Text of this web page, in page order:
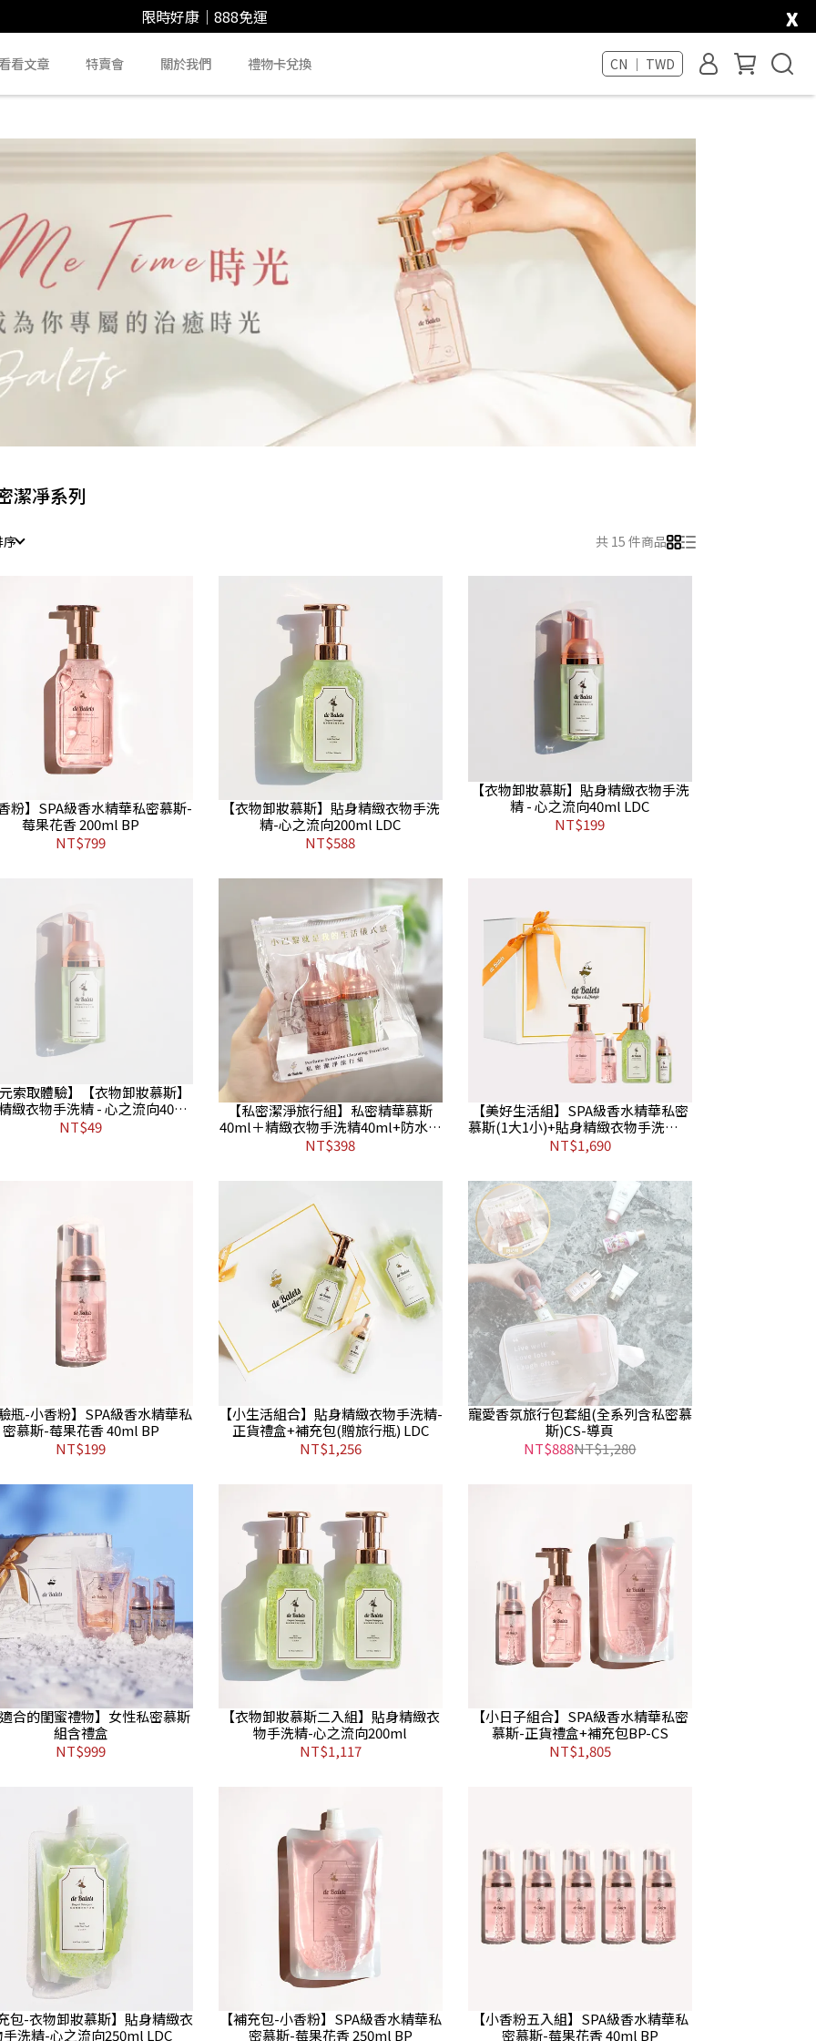
限時好康｜888免運 x
看文章 特賣會 關於我們 禮物卡兌換 CN ｜ TWD
潔凈系列
序 共 15 件商品
粉】SPA級香水精華私密慕斯-
莓果花香 200ml BP
NT$799
【衣物卸妝慕斯】貼身精緻衣物手洗
精-心之流向200ml LDC
NT$588
【衣物卸妝慕斯】貼身精緻衣物手洗
精 - 心之流向40ml LDC
NT$199
索取體驗】【衣物卸妝慕斯】
緻衣物手洗精 - 心之流向40ml
LDC
NT$49
【私密潔淨旅行組】私密精華慕斯
40ml＋精緻衣物手洗精40ml+防水化
妝包
NT$398
【美好生活組】SPA級香水精華私密
慕斯(1大1小)+貼身精緻衣物手洗精(1
大1小)
NT$1,690
瓶-小香粉】SPA級香水精華私
密慕斯-莓果花香 40ml BP
NT$199
【小生活組合】貼身精緻衣物手洗精-
正貨禮盒+補充包(贈旅行瓶) LDC
NT$1,256
寵愛香氛旅行包套組(全系列含私密慕
斯)CS-導頁
NT$888NT$1,280
合的閨蜜禮物】女性私密慕斯
組含禮盒
NT$999
【衣物卸妝慕斯二入組】貼身精緻衣
物手洗精-心之流向200ml
NT$1,117
【小日子組合】SPA級香水精華私密
慕斯-正貨禮盒+補充包BP-CS
NT$1,805
包-衣物卸妝慕斯】貼身精緻衣
手洗精-心之流向250ml LDC
【補充包-小香粉】SPA級香水精華私
密慕斯-莓果花香 250ml BP
【小香粉五入組】SPA級香水精華私
密慕斯-莓果花香 40ml BP